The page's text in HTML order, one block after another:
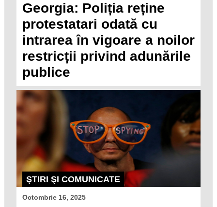
Georgia: Poliția reține
protestatari odată cu
intrarea în vigoare a noilor
restricții privind adunările
publice
ŞTIRI ŞI COMUNICATE
Octombrie 16, 2025